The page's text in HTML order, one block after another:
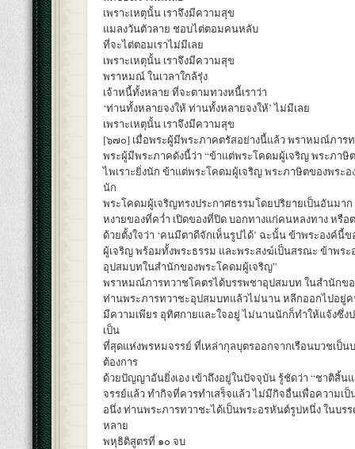
เพราะเหตุนั้น เราจึงมีความสุข
แมลงวันตัวลาย ชอบไต่ตอมคนหลับ
ที่จะไต่ตอมเราไม่มีเลย
เพราะเหตุนั้น เราจึงมีความสุข
พราหมณ์ ในเวลาใกล้รุ่ง
เจ้าหนี้ทั้งหลาย ที่จะตามทวงหนี้เราว่า
‘ท่านทั้งหลายจงให้ ท่านทั้งหลายจงให้’ ไม่มีเลย
เพราะเหตุนั้น เราจึงมีความสุข
[๖๗๐] เมื่อพระผู้มีพระภาคตรัสอย่างนี้แล้ว พราหมณ์ภาร
พระผู้มีพระภาคดังนี้ว่า “ข้าแต่พระโคดมผู้เจริญ พระภาษิ
ไพเราะยิ่งนัก ข้าแต่พระโคดมผู้เจริญ พระภาษิตของพระอ
นัก
พระโคดมผู้เจริญทรงประกาศธรรมโดยปริยายเป็นอันมา
หงายของที่คว่ำ เปิดของที่ปิด บอกทางแก่คนหลงทาง หรื
ด้วยตั้งใจว่า ‘คนมีตาดีจักเห็นรูปได้’ ฉะนั้น ข้าพระองค์
ผู้เจริญ พร้อมทั้งพระธรรม และพระสงฆ์เป็นสรณะ ข้าพระ
อุปสมบทในสำนักของพระโคดมผู้เจริญ”
พราหมณ์ภารทวาชโคตรได้บรรพชาอุปสมบท ในสำนักข
ท่านพระภารทวาชะอุปสมบทแล้วไม่นาน หลีกออกไปอยู่ค
มีความเพียร อุทิศกายและใจอยู่ ไม่นานนักก็ทำให้แจ้งซึ่ง
เป็น
ที่สุดแห่งพรหมจรรย์ ที่เหล่ากุลบุตรออกจากเรือนบวชเป็
ต้องการ
ด้วยปัญญาอันยิ่งเอง เข้าถึงอยู่ในปัจจุบัน รู้ชัดว่า “ชาติสิ้น
จรรย์แล้ว ทำกิจที่ควรทำเสร็จแล้ว ไม่มีกิจอื่นเพื่อความเป็
อนึ่ง ท่านพระภารทวาชะได้เป็นพระอรหันต์รูปหนึ่ง ในบร
หลาย
พหุธิติสูตรที่ ๑๐ จบ